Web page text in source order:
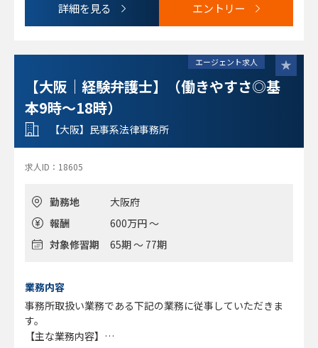
（東京オフィス、全国各オフィス等によって顧客層、扱い分
野の傾向は異なります）
◎個人受任：20％を経費負担金として納入。国選事件は納
付不要
ております（相談可能）。
問題、債務整理、遺言・相続、労働、消費者被害、B型肝炎
訴訟、外国人ビザ申請など
当社ご推薦紹介にてここ5年で40期代の弁護士から50期、60
期代、最近では70期代の弁護士が合計10数名入所。前職は
事務所の弁護士は勿論の事、検事出身、インハウスと多彩。
定着率も高い。
■入所後 数年経過の弁護士からのコメント
＊【民事家事～企業法務】一般民事事件を幅広く担当＋企業
法務（顧問企業）の割り当てもあり、契約書作成・レビュ
ー、労働、訴訟、諸々相談も担当し経験を積める
友人弁護士の話を聞くと、弊所は案件の数も多く、領域も広
いし、仕事をゼロから取る苦労もないので、そこは自分的に
はフィットするし有難い
＊【報酬など】相応に稼ぎたいと希望する人＝ 相応の忙し
■定時や時短勤務 相談可
■就業環境：自由度が高い、風通しが良い
詳細を見る エントリー
エージェント求人
【大阪｜経験弁護士】（働きやすさ◎基
本9時～18時）
【大阪】民事系法律事務所
求人ID：18605
勤務地
大阪府
報酬
600万円 ～
対象修習期
65期 ～ 77期
業務内容
事務所取扱い業務である下記の業務に従事していただきま
す。
【主な業務内容】